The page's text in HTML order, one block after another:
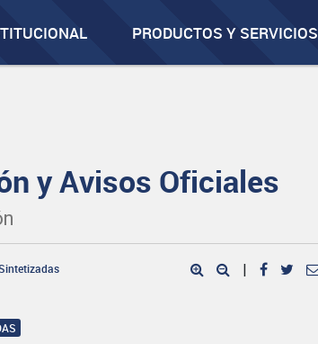
PRODUCTOS Y SERVICIOS
y Avisos Oficiales
|